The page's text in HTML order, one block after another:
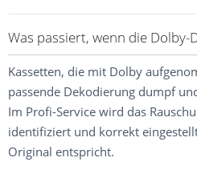
Was passiert, wenn die Dolby-
Kassetten, die mit Dolby
passende Dekodierung dumpf
Im Profi-Service wird das
identifiziert und korrekt
Original entspricht.